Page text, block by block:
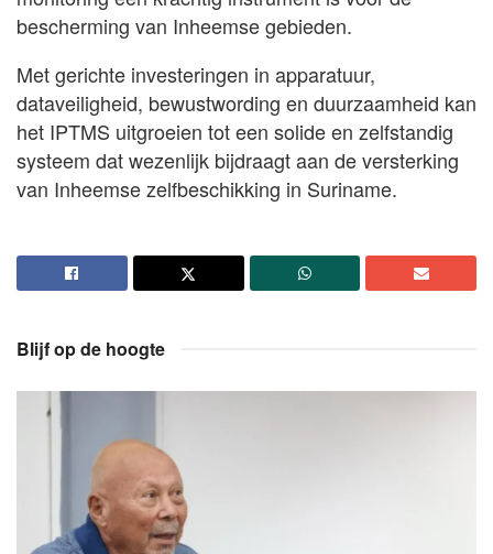
bescherming van Inheemse gebieden.
Met gerichte investeringen in apparatuur,
dataveiligheid, bewustwording en duurzaamheid kan
het IPTMS uitgroeien tot een solide en zelfstandig
systeem dat wezenlijk bijdraagt aan de versterking
van Inheemse zelfbeschikking in Suriname.
Blijf op de hoogte